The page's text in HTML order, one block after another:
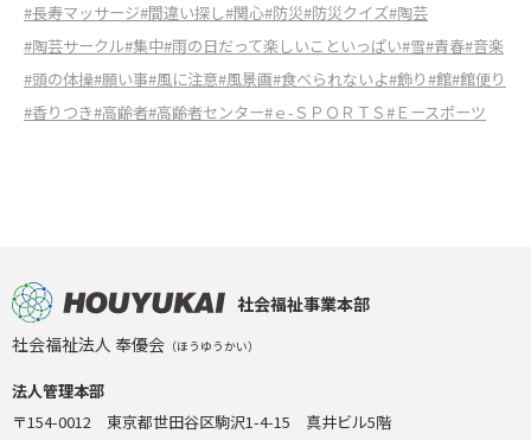
#長寿マッサージ#間違い探し#関心#防災#防災クイズ#陶芸
#陶芸サークル#集中#雨の日だって楽しいこといっぱい#雪#青春#音楽
#頭の体操#願い事#風に注意#風景画#食べられないよ#飾り#館#館便り
#香りつき#高齢者#高齢者センター#ｅ-ＳＰＯＲＴＳ#Ｅースポーツ
社会福祉事業本部
社会福祉法人 奉優会 （ほうゆうかい）
法人管理本部
〒154-0012 東京都世田谷区駒沢1-4-15 真井ビル5階